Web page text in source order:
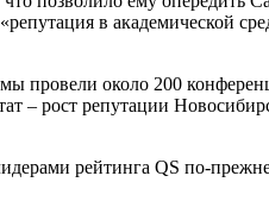
в академической
провели около 200
рост репутации
рейтинга QS по-